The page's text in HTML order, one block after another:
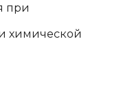
при
химической